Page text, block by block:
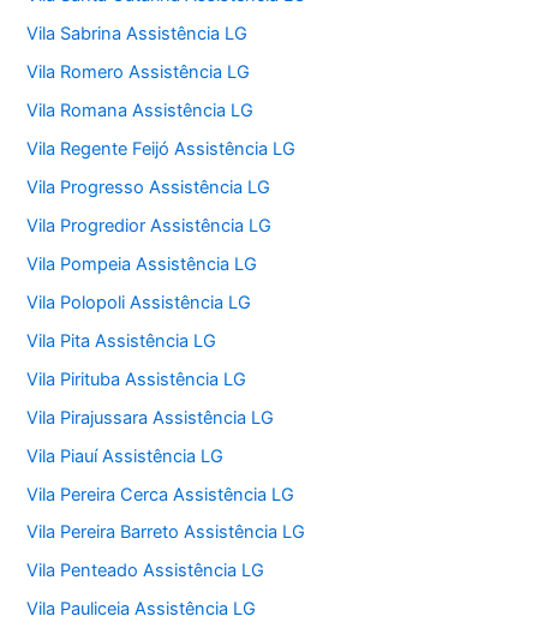
Vila Sabrina Assistência LG
Vila Romero Assistência LG
Vila Romana Assistência LG
Vila Regente Feijó Assistência LG
Vila Progresso Assistência LG
Vila Progredior Assistência LG
Vila Pompeia Assistência LG
Vila Polopoli Assistência LG
Vila Pita Assistência LG
Vila Pirituba Assistência LG
Vila Pirajussara Assistência LG
Vila Piauí Assistência LG
Vila Pereira Cerca Assistência LG
Vila Pereira Barreto Assistência LG
Vila Penteado Assistência LG
Vila Pauliceia Assistência LG